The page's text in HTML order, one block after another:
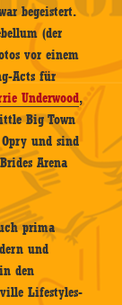
begeistert.
(der
vor einem
Acts für
Underwood,
Big Town
und sind
Arena
prima
und
den
Lifestyles-